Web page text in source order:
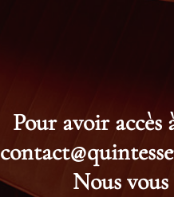
Pour avoir
Nous